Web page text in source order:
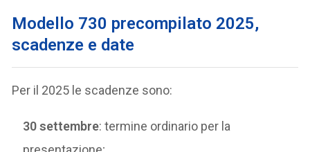
Modello 730 precompilato 2025,
scadenze e date
Per il 2025 le scadenze sono:
30 settembre: termine ordinario per la